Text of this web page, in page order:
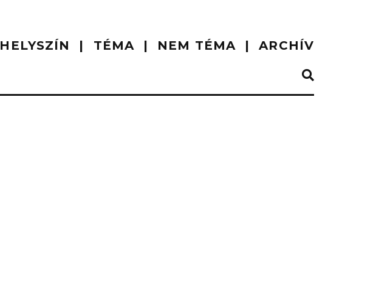
HELYSZÍN TÉMA NEM TÉMA ARCHÍV